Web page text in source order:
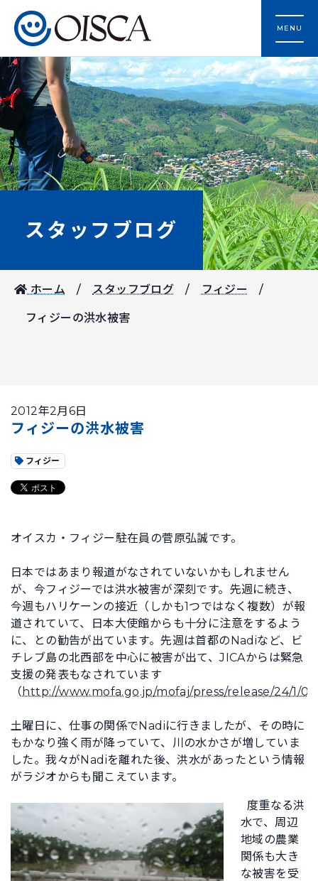
MENU
スタッフブログ
ホーム スタッフブログ フィジー
フィジーの洪水被害
2012年2月6日
フィジーの洪水被害
フィジー
オイスカ・フィジー駐在員の菅原弘誠です。
日本ではあまり報道がなされていないかもしれません
が、今フィジーでは洪水被害が深刻です。先週に続き、
今週もハリケーンの接近（しかも1つではなく複数）が報
道されていて、日本大使館からも十分に注意をするよう
に、との勧告が出ています。先週は首都のNadiなど、ビ
チレブ島の北西部を中心に被害が出て、JICAからは緊急
支援の発表もなされています
（ http://www.mofa.go.jp/mofaj/press/release/24/1/
土曜日に、仕事の関係でNadiに行きましたが、その時に
もかなり強く雨が降っていて、川の水かさが増していま
した。我々がNadiを離れた後、洪水があったという情報
がラジオからも聞こえています。
度重なる洪
水で、周辺
地域の農業
関係も大き
な被害を受